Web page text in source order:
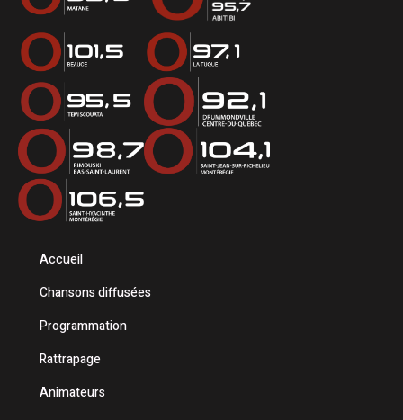
Accueil
Chansons diffusées
Programmation
Rattrapage
Animateurs